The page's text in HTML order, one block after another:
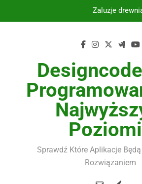
Żaluzje
Utylizacja
Żaluzje
Instalacje
Sprawdź Które Aplikacje
Rozwiązaniem